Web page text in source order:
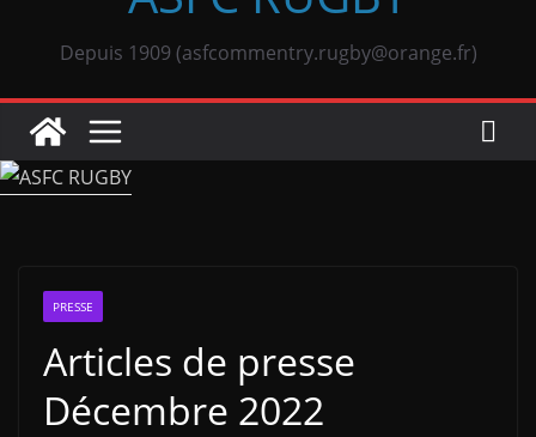
Depuis 1909 (asfcommentry.rugby@orange.fr)
PRESSE
Articles de presse
Décembre 2022